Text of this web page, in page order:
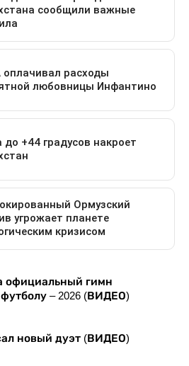
официальный гимн
– 2026 (ВИДЕО)
новый дуэт (ВИДЕО)